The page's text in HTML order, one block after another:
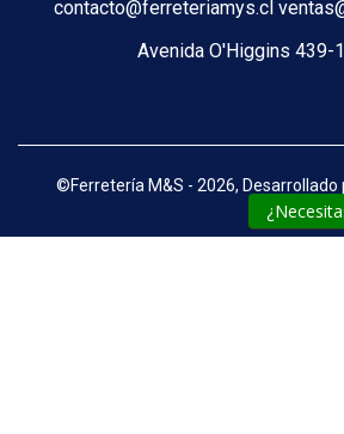
contacto@ferreteriamys.cl
Avenida O'Higgins 439-
©Ferretería M&S - 2026, Desarrollado